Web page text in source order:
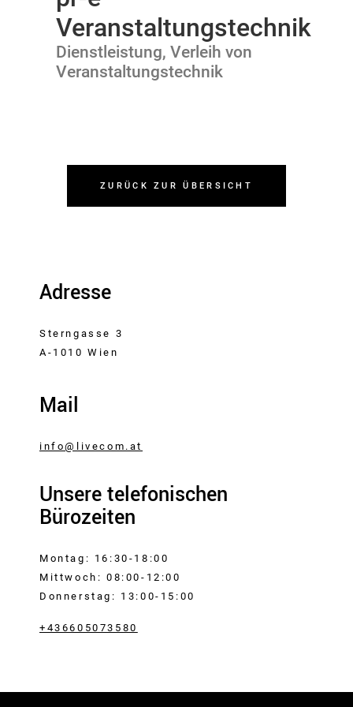
Veranstaltungstechnik
Dienstleistung, Verleih von
Veranstaltungstechnik
ZURÜCK ZUR ÜBERSICHT
Adresse
Sterngasse 3
A-1010 Wien
Mail
info@livecom.at
Unsere telefonischen
Bürozeiten
Montag: 16:30-18:00
Mittwoch: 08:00-12:00
Donnerstag: 13:00-15:00
+436605073580